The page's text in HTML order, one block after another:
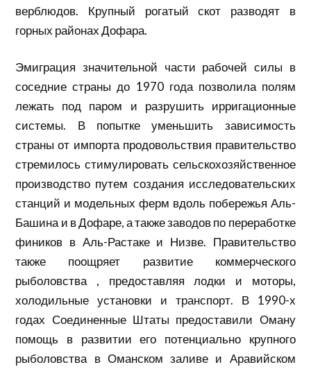
верблюдов. Крупный рогатый скот разводят в
горных районах Дофара.
Эмиграция значительной части рабочей силы в
соседние страны до 1970 года позволила полям
лежать под паром и разрушить ирригационные
системы. В попытке уменьшить зависимость
страны от импорта продовольствия правительство
стремилось стимулировать сельскохозяйственное
производство путем создания исследовательских
станций и модельных ферм вдоль побережья Аль-
Башинаи в Дофаре, а также заводов по переработке
фиников в Аль-Растаке и Низве. Правительство
также поощряет развитие коммерческого
рыболовства, предоставляя лодки и моторы,
холодильные установки и транспорт. В 1990-х
годах Соединенные Штаты предоставили Оману
помощь в развитии его потенциально крупного
рыболовства в Оманском заливе и Аравийском